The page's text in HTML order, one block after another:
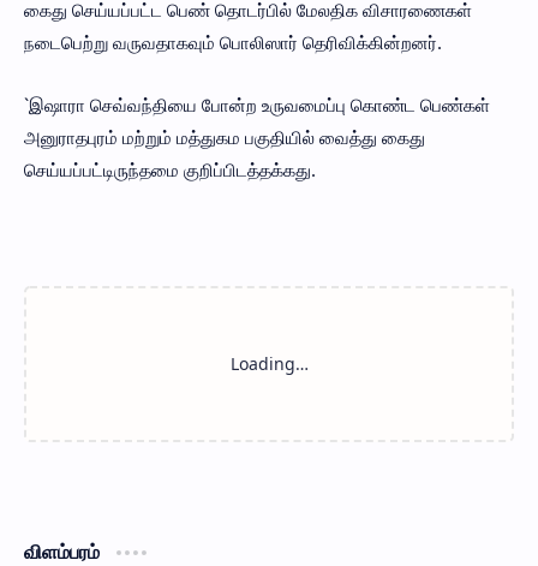
கைது செய்யப்பட்ட பெண் தொடர்பில் மேலதிக விசாரணைகள்
நடைபெற்று வருவதாகவும் பொலிஸார் தெரிவிக்கின்றனர்.
`இஷாரா செவ்வந்தியை போன்ற உருவமைப்பு கொண்ட பெண்கள்
அனுராதபுரம் மற்றும் மத்துகம பகுதியில் வைத்து கைது
செய்யப்பட்டிருந்தமை குறிப்பிடத்தக்கது.
விளம்பரம்